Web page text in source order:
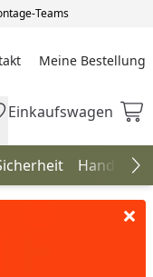
Teams
Meine Bestellung
Meine Bestellung
Einkaufswagen
Einkaufswagen